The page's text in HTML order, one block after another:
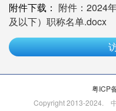
附件下载： 附件：2024
及以下）职称名单.docx
粤ICP
Copyright 2013-2024.